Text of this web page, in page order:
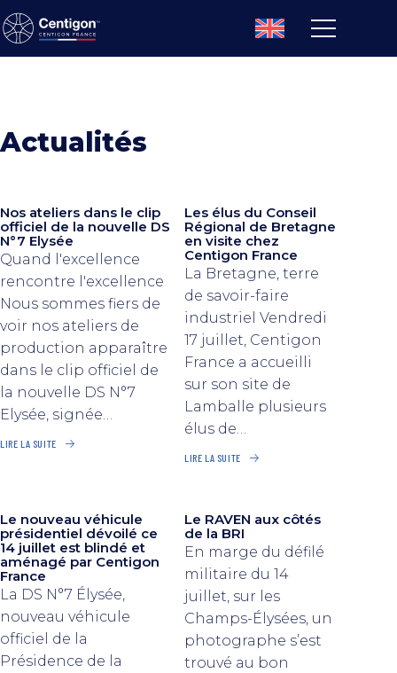
Actualités
Nos ateliers dans le clip
officiel de la nouvelle DS
N°7 Elysée
Quand l'excellence
rencontre l'excellence
Nous sommes fiers de
voir nos ateliers de
production apparaître
dans le clip officiel de
la nouvelle DS N°7
Elysée, signée…
LIRE LA SUITE
Les élus du Conseil
Régional de Bretagne
en visite chez
Centigon France
La Bretagne, terre
de savoir-faire
industriel Vendredi
17 juillet, Centigon
France a accueilli
sur son site de
Lamballe plusieurs
élus de…
LIRE LA SUITE
Le nouveau véhicule
présidentiel dévoilé ce
14 juillet est blindé et
aménagé par Centigon
France
La DS N°7 Élysée,
nouveau véhicule
officiel de la
Présidence de la
Le RAVEN aux côtés
de la BRI
En marge du défilé
militaire du 14
juillet, sur les
Champs-Élysées, un
photographe s’est
trouvé au bon